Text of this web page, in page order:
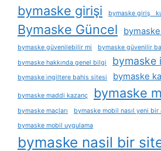
bymaske girişi bymaske giriş
Bymaske Güncel
bymaske güvenilebilir mi
bymaske güvenilir
bymaske hakkında genel bilgi
bymaske
bymaske i̇ngiltere bahis sitesi bymaske
bymaske maddi kazanç bymaske
bymaske maçları
bymaske mobil nasıl yeni
bymaske mobil uygulama
bymaske nasil bir